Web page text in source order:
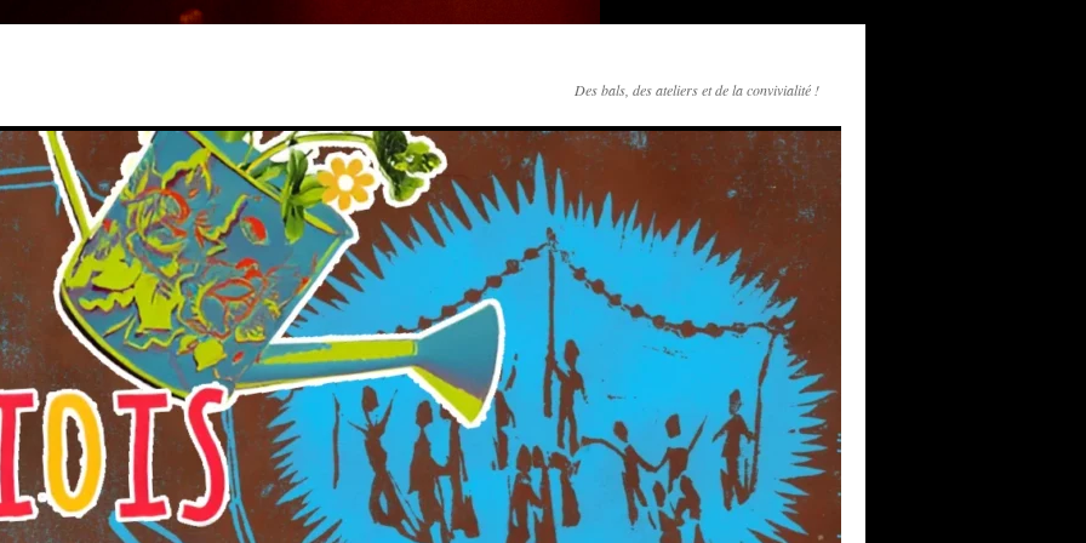
Des bals, des ateliers et de la convivialité !